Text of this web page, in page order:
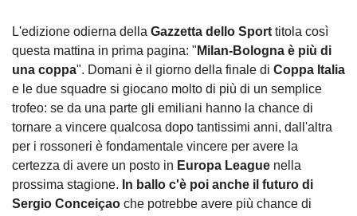
L'edizione odierna della Gazzetta dello Sport titola così
questa mattina in prima pagina: " Milan-Bologna è più di
una coppa". Domani è il giorno della finale di Coppa Italia
e le due squadre si giocano molto di più di un semplice
trofeo: se da una parte gli emiliani hanno la chance di
tornare a vincere qualcosa dopo tantissimi anni, dall'altra
per i rossoneri è fondamentale vincere per avere la
certezza di avere un posto in Europa League nella
prossima stagione. In ballo c'è poi anche il futuro di
Sergio Conceiçao che potrebbe avere più chance di